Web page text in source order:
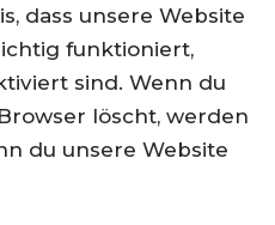
dass unsere Website
funktioniert,
sind. Wenn du
löscht, werden
du unsere Website